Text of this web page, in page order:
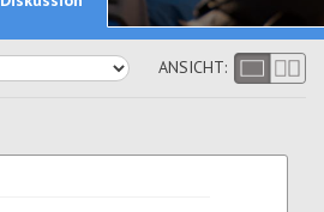
ANSICHT: